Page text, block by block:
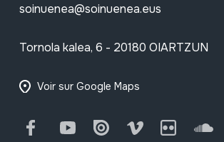
soinuenea@soinuenea.eus
Tornola kalea, 6 - 20180 OIARTZUN
Voir sur Google Maps
FacebookYoutube Issuu Vimeo Flickr